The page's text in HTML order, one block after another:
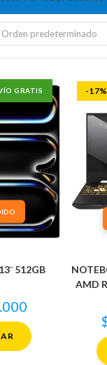
Orden predeterminado
GRATIS
512GB
-17%
AMD